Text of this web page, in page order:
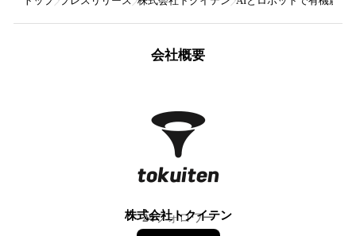
会社概要
株式会社トクイテン
24フォロワー